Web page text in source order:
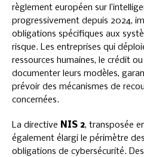
règlement européen sur
progressivement depuis 2024,
obligations spécifiques aux
risque. Les entreprises qui
ressources humaines, le crédit
documenter leurs modèles,
prévoir des mécanismes de
concernées.
La directive NIS 2, transposée
également élargi le périmètre
obligations de cybersécurité.